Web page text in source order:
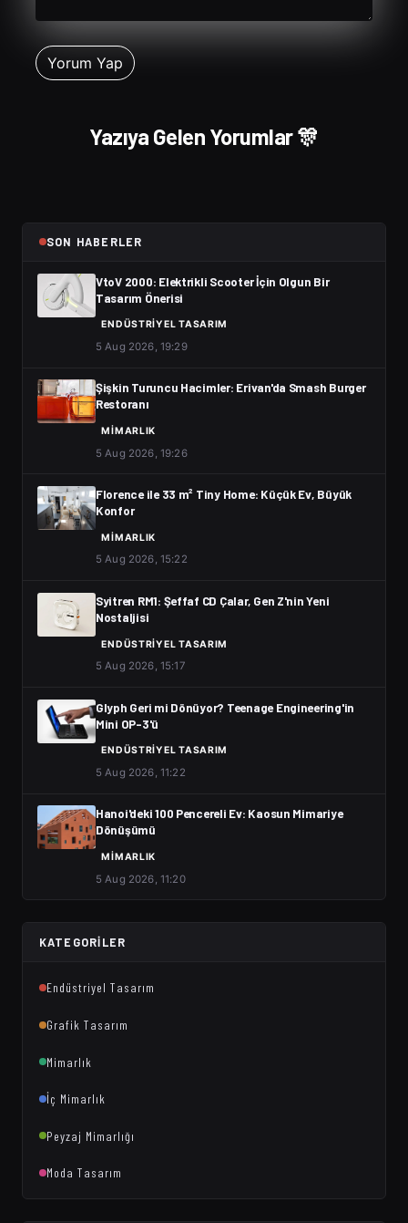
Yazıya Gelen Yorumlar 🎊
SON HABERLER
VtoV 2000: Elektrikli Scooter İçin Olgun Bir
Tasarım Önerisi
ENDÜSTRIYEL TASARIM
5 Aug 2026, 19:29
Şişkin Turuncu Hacimler: Erivan'da Smash Burger
Restoranı
MIMARLIK
5 Aug 2026, 19:26
Florence ile 33 m² Tiny Home: Küçük Ev, Büyük
Konfor
MIMARLIK
5 Aug 2026, 15:22
Syitren RM1: Şeffaf CD Çalar, Gen Z'nin Yeni
Nostaljisi
ENDÜSTRIYEL TASARIM
5 Aug 2026, 15:17
Glyph Geri mi Dönüyor? Teenage Engineering'in
Mini OP-3'ü
ENDÜSTRIYEL TASARIM
5 Aug 2026, 11:22
Hanoi'deki 100 Pencereli Ev: Kaosun Mimariye
Dönüşümü
MIMARLIK
5 Aug 2026, 11:20
KATEGORILER
Endüstriyel Tasarım
Grafik Tasarım
Mimarlık
İç Mimarlık
Peyzaj Mimarlığı
Moda Tasarım